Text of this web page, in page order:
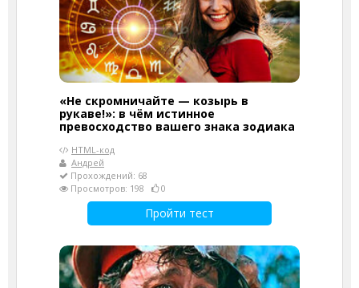
«Не скромничайте — козырь в
рукаве!»: в чём истинное
превосходство вашего знака зодиака
HTML-код
Андрей
Прохождений: 68
Просмотров: 198
0
Пройти тест